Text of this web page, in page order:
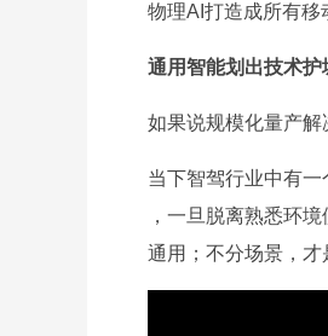
物理AI打造成所有移
通用智能划出技术护
如果说规模化量产解
当下智驾行业中有一
，一旦脱离熟悉环
通用；不分场景，才